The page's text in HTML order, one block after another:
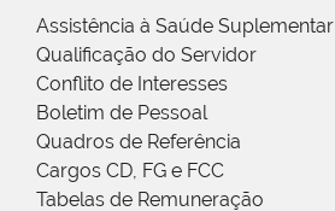
Assistência à Saúde Suplementar
Qualificação do Servidor
Conflito de Interesses
Boletim de Pessoal
Quadros de Referência
Cargos CD, FG e FCC
Tabelas de Remuneração